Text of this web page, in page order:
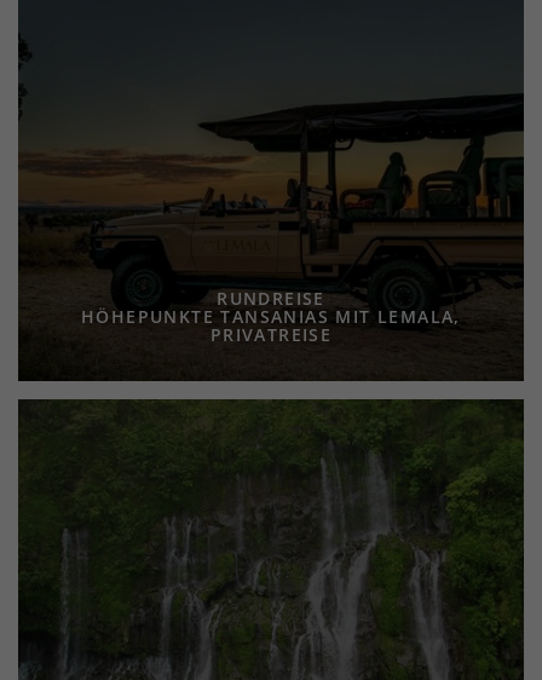
RUNDREISE
HÖHEPUNKTE TANSANIAS MIT LEMALA,
PRIVATREISE